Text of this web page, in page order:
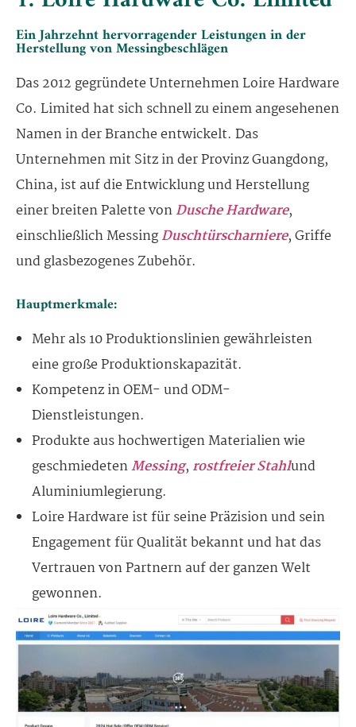
Ein Jahrzehnt hervorragender Leistungen in der
Herstellung von Messingbeschlägen
Das 2012 gegründete Unternehmen Loire Hardware
Co. Limited hat sich schnell zu einem angesehenen
Namen in der Branche entwickelt. Das
Unternehmen mit Sitz in der Provinz Guangdong,
China, ist auf die Entwicklung und Herstellung
einer breiten Palette vonDusche Hardware,
einschließlich MessingDuschtürscharniere, Griffe
und glasbezogenes Zubehör.
Hauptmerkmale:
Mehr als 10 Produktionslinien gewährleisten
eine große Produktionskapazität.
Kompetenz in OEM- und ODM-
Dienstleistungen.
Produkte aus hochwertigen Materialien wie
geschmiedetenMessing, rostfreier Stahlund
Aluminiumlegierung.
Loire Hardware ist für seine Präzision und sein
Engagement für Qualität bekannt und hat das
Vertrauen von Partnern auf der ganzen Welt
gewonnen.